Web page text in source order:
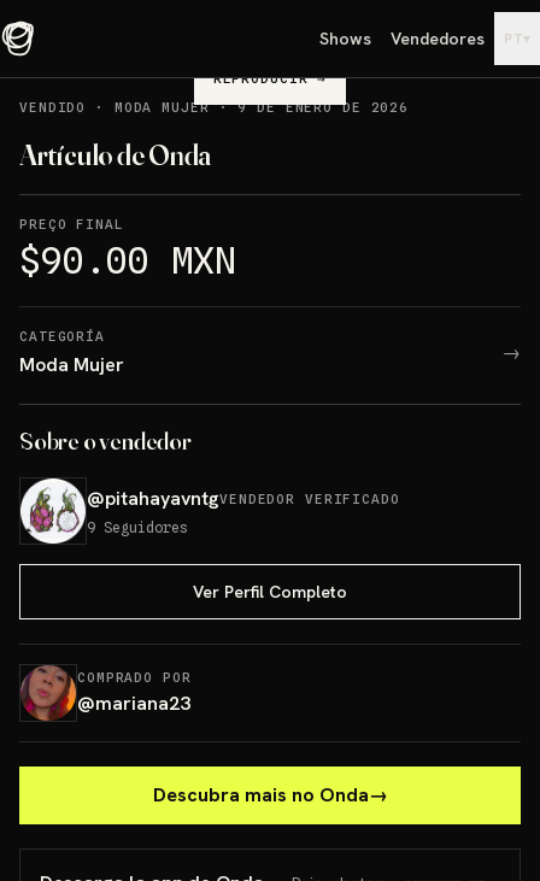
Shows Vendedores PT▾
REPRODUCIR→
VENDIDO
· MODA MUJER·9 DE ENERO DE 2026
Artículo de Onda
PREÇO FINAL
$90.00 MXN
CATEGORÍA
Moda Mujer →
Sobre o vendedor
@pitahayavntgVENDEDOR VERIFICADO
9 Seguidores
Ver Perfil Completo
COMPRADO POR
@mariana23
Descubra mais no Onda→